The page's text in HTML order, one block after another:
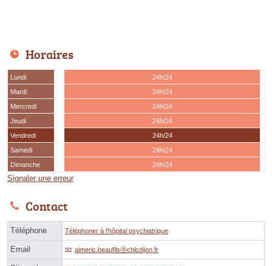
Horaires
Lundi
24h/24
Mardi
24h/24
Mercredi
24h/24
Jeudi
24h/24
Vendredi
24h/24
Samedi
24h/24
Dimanche
24h/24
Signaler une erreur
Contact
Téléphone Téléphoner à l'hôpital psychiatrique
Email aimeric.beaufilsⓐchlcdijon.fr